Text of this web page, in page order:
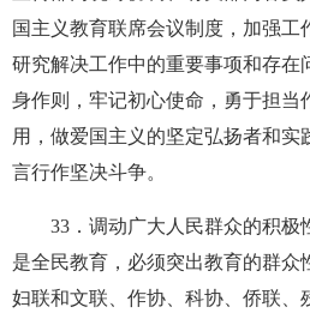
国主义教育联席会议制度，加强工
研究解决工作中的重要事项和存在
身作则，牢记初心使命，勇于担当
用，做爱国主义的坚定弘扬者和实
言行作坚决斗争。
33 ．调动广大人民群众的积
是全民教育，必须突出教育的群众
妇联和文联、作协、科协、侨联、